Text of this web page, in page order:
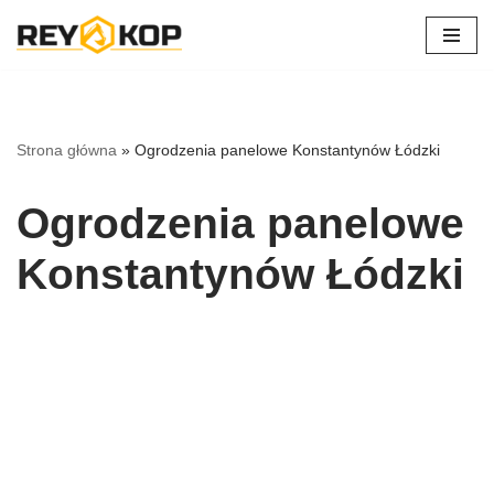
Strona główna » Ogrodzenia panelowe Konstantynów Łódzki
Ogrodzenia panelowe
Konstantynów Łódzki